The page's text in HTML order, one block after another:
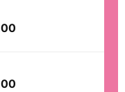
Huidige
Huidige